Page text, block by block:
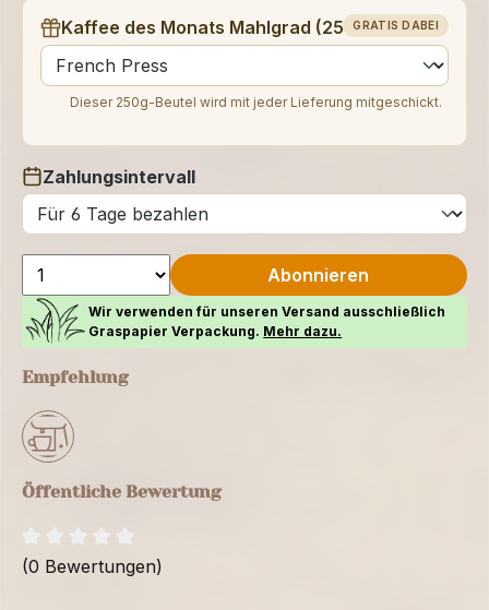
GRATIS DABEI
Kaffee des Monats Mahlgrad (250 g)
auswählen
Dieser 250g-Beutel wird mit jeder Lieferung mitgeschickt.
Zahlungsintervall
auswählen
Abonnieren
Wir verwenden für unseren Versand ausschließlich
Graspapier Verpackung. Mehr dazu.
Empfehlung
Öffentliche Bewertung
(0 Bewertungen)